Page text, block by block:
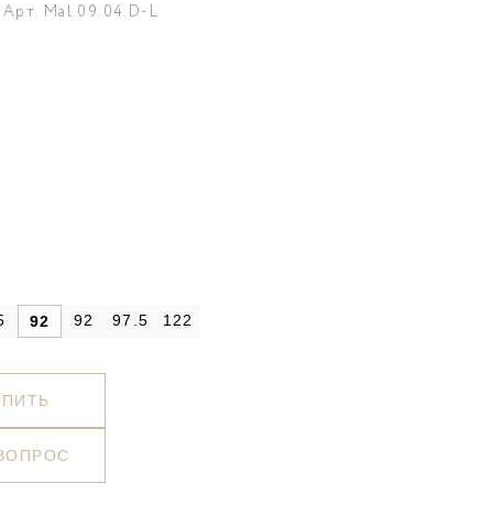
Арт. Mal.09.04.D-L
92 92 97.5 122